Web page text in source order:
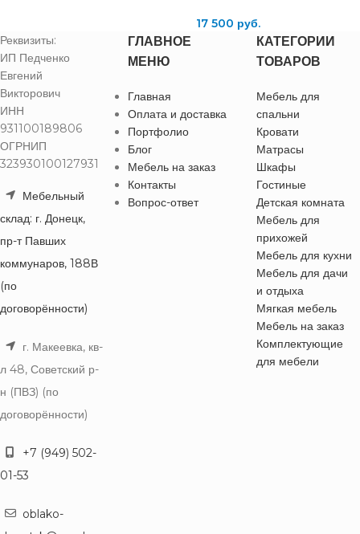
17 500 руб.
Реквизиты:
ИП Педченко
Евгений
Викторович
ИНН
931100189806
ОГРНИП
323930100127931
Мебельный
склад: г. Донецк,
пр-т Павших
коммунаров, 188В
(по
договорённости)
г. Макеевка, кв-
л 48, Советский р-
н (ПВЗ) (по
договорённости)
+7 (949) 502-
01-53
oblako-
ГЛАВНОЕ
МЕНЮ
Главная
Оплата и доставка
Портфолио
Блог
Мебель на заказ
Контакты
Вопрос-ответ
КАТЕГОРИИ
ТОВАРОВ
Мебель для
спальни
Кровати
Матрасы
Шкафы
Гостиные
Детская комната
Мебель для
прихожей
Мебель для кухни
Мебель для дачи
и отдыха
Мягкая мебель
Мебель на заказ
Комплектующие
для мебели